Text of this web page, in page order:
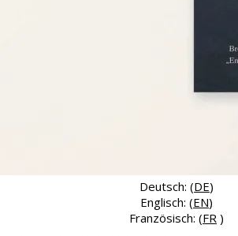
Deutsch: (DE)
Englisch: (EN)
Französisch: (FR )